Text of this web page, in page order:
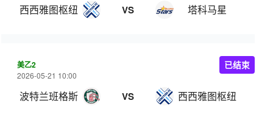
西西雅图枢纽 VS 塔科马星
美乙2
2026-05-21 10:00
波特兰班格斯 VS 西西雅图枢纽
已结束